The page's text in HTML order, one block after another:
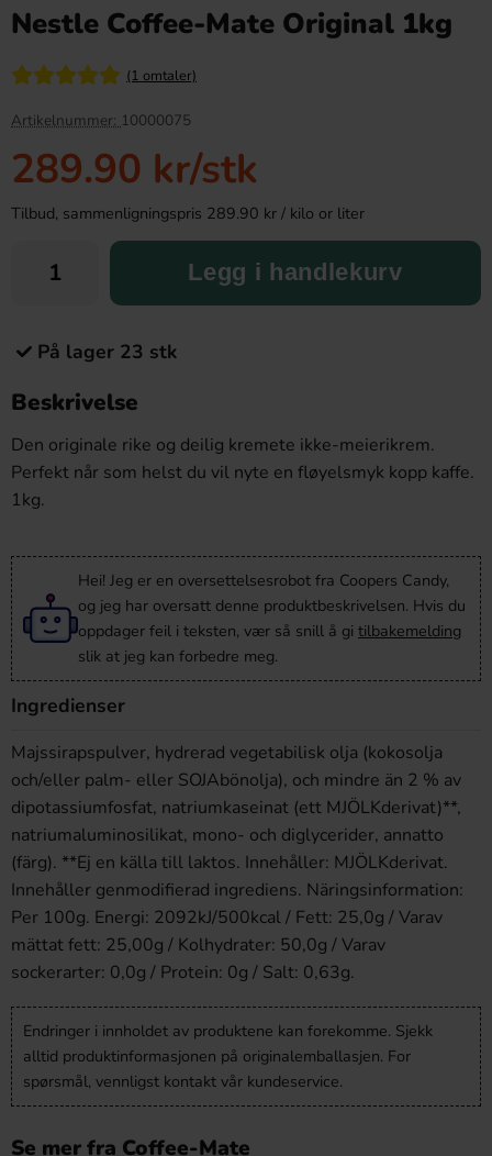
06-12)
38.90 kr
Nestle Coffee-Mate Original 1kg
(1 omtaler)
Artikelnummer: 10000075
289.90 kr/stk
Tilbud, sammenligningspris 289.90 kr / kilo or liter
Legg i handlekurv
På lager 23 stk
Beskrivelse
Den originale rike og deilig kremete ikke-meierikrem.
Perfekt når som helst du vil nyte en fløyelsmyk kopp kaffe.
1kg.
Hei! Jeg er en oversettelsesrobot fra Coopers Candy,
og jeg har oversatt denne produktbeskrivelsen. Hvis du
oppdager feil i teksten, vær så snill å gi tilbakemelding
slik at jeg kan forbedre meg.
Ingredienser
Majssirapspulver, hydrerad vegetabilisk olja (kokosolja
och/eller palm- eller SOJAbönolja), och mindre än 2 % av
dipotassiumfosfat, natriumkaseinat (ett MJÖLKderivat)**,
natriumaluminosilikat, mono- och diglycerider, annatto
(färg). **Ej en källa till laktos. Innehåller: MJÖLKderivat.
Innehåller genmodifierad ingrediens. Näringsinformation:
Per 100g. Energi: 2092kJ/500kcal / Fett: 25,0g / Varav
mättat fett: 25,00g / Kolhydrater: 50,0g / Varav
sockerarter: 0,0g / Protein: 0g / Salt: 0,63g.
Endringer i innholdet av produktene kan forekomme. Sjekk
alltid produktinformasjonen på originalemballasjen. For
spørsmål, vennligst kontakt vår kundeservice.
Se mer fra Coffee-Mate